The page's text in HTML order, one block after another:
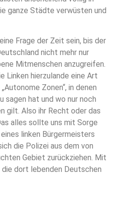
ganze Städte verwüsten und
Frage der Zeit sein, bis der
nicht mehr nur
Mitmenschen anzugreifen.
Linken hierzulande eine Art
Zonen“, in denen
sagen hat und wo nur noch
gilt. Also ihr Recht oder das
alles sollte uns mit Sorge
linken Bürgermeisters
die Polizei aus dem von
Gebiet zurückziehen. Mit
dort lebenden Deutschen